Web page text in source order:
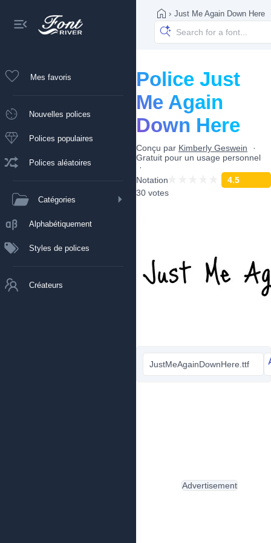
Mes favoris
Nouvelles polices
Polices populaires
Polices aléatoires
Catégories
Alphabétiquement
Styles de polices
Créateurs
› Just Me Again Down Here
Police Just
Me Again
Down Here
Conçu par Kimberly Geswein
Gratuit pour un usage personnel
Notation
4.5
30 votes
JustMeAgainDownHere.ttf
Advertisement